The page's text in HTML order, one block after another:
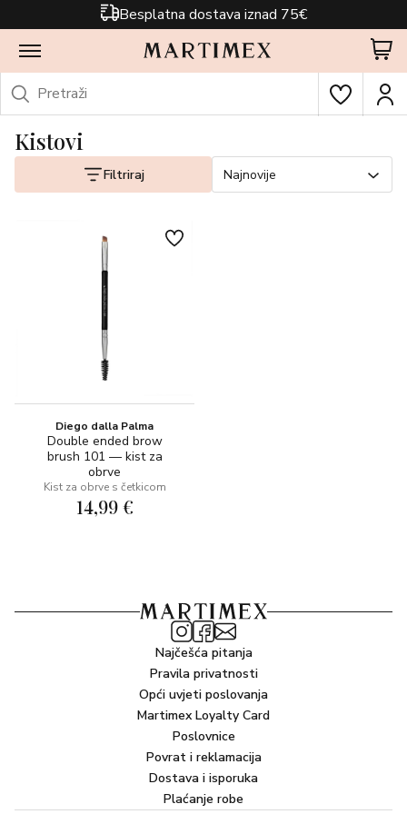
Besplatna dostava iznad 75€
Kistovi
Filtriraj Najnovije
Diego dalla Palma
Double ended brow
brush 101 — kist za
obrve
Kist za obrve s četkicom
14,99 €
Najčešća pitanja
Pravila privatnosti
Opći uvjeti poslovanja
Martimex Loyalty Card
Poslovnice
Povrat i reklamacija
Dostava i isporuka
Plaćanje robe